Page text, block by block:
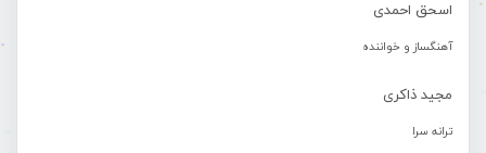
اسحق احمدی
آهنگساز و خواننده
مجید ذاکری
ترانه سرا